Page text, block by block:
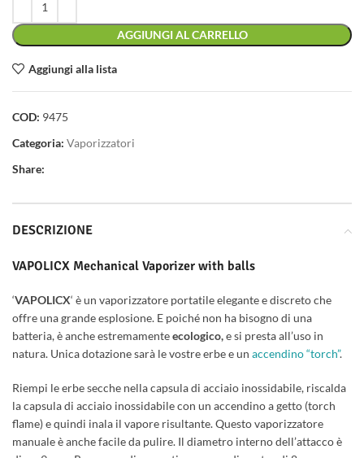
AGGIUNGI AL CARRELLO
Aggiungi alla lista
COD: 9475
Categoria: Vaporizzatori
Share:
DESCRIZIONE
VAPOLICX Mechanical Vaporizer with balls
‘VAPOLICX‘ è un vaporizzatore portatile elegante e discreto che
offre una grande esplosione. E poiché non ha bisogno di una
batteria, è anche estremamenteecologico,e si presta all’uso in
natura. Unica dotazione sarà le vostre erbe e un accendino “torch”.
Riempi le erbe secche nella capsula di acciaio inossidabile, riscalda
la capsula di acciaio inossidabile con un accendino a getto (torch
flame) e quindi inala il vapore risultante. Questo vaporizzatore
manuale è anche facile da pulire. Il diametro interno dell’attacco è